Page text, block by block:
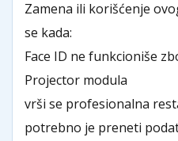
Zamena ili korišćenje
se kada:
Face ID ne funkcioniše
Projector modula
vrši se profesionalna
potrebno je preneti